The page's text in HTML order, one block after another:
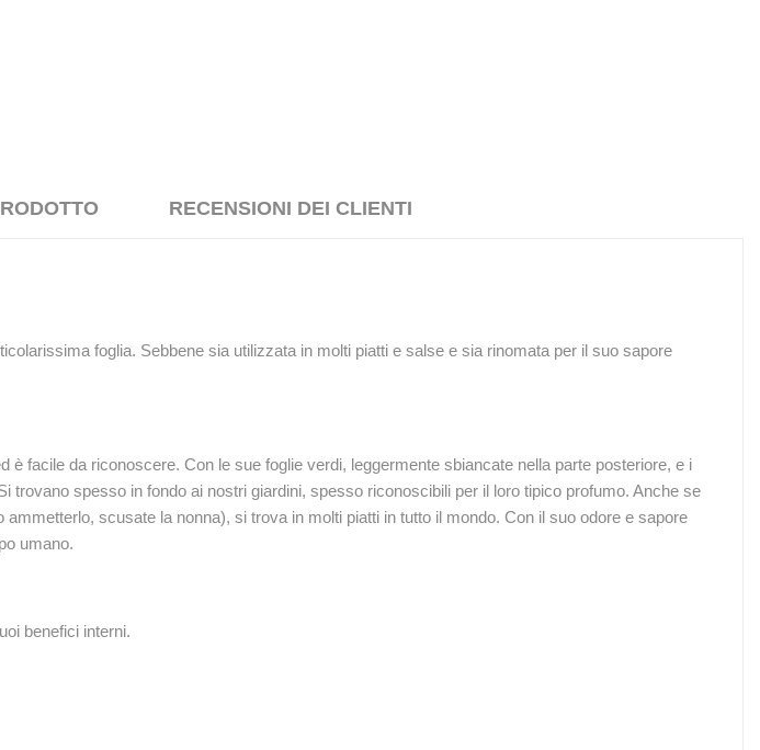
RECENSIONI DEI CLIENTI
foglia. Sebbene sia utilizzata in molti piatti e salse e sia rinomata per il suo sapore
è facile da riconoscere. Con le sue foglie verdi, leggermente sbiancate nella parte posteriore, e i
spesso in fondo ai nostri giardini, spesso riconoscibili per il loro tipico profumo. Anche se
scusate la nonna), si trova in molti piatti in tutto il mondo. Con il suo odore e sapore
umano.
benefici interni.